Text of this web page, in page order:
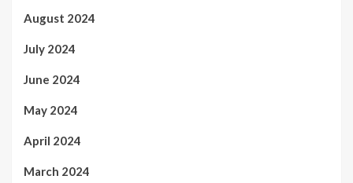
August 2024
July 2024
June 2024
May 2024
April 2024
March 2024